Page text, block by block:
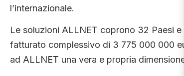
l’internazionale.
Le soluzioni ALLNET coprono 32 Paesi e
fatturato complessivo di 3 775 000 000
ad ALLNET una vera e propria